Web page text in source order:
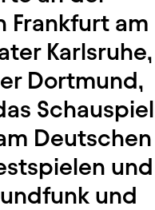
Frankfurt am
Karlsruhe,
Dortmund,
Schauspiel
Deutschen
und
und